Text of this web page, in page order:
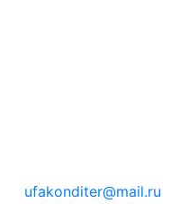
ufakonditer@mail.ru